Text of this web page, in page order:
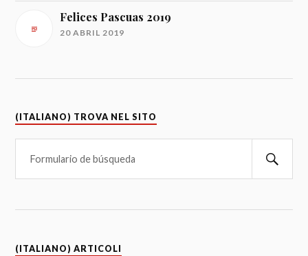
Felices Pascuas 2019
20 ABRIL 2019
(ITALIANO) TROVA NEL SITO
(ITALIANO) ARTICOLI